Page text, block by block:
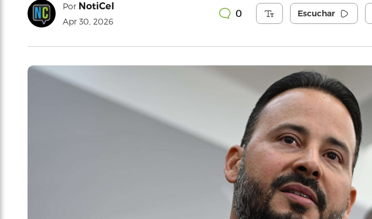
Por NotiCel
Apr 30, 2026
0 Escuchar